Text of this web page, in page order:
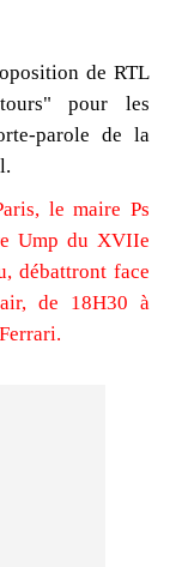
de RTL
pour les
parole de la
le maire Ps
Ump du XVIIe
débattront face
de 18H30 à